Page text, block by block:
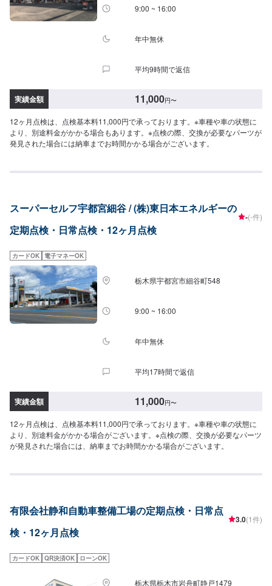
9:00 ~ 16:00
年中無休
平均9時間で返信
実績金額 11,000円〜
12ヶ月点検は、点検基本料11,000円で承っております。※車種や車の状態に
より、別途料金がかかる場合もあります。※点検の際、交換が必要なパーツが
発見された場合には納車までお時間かかる場合がございます。
スーパーセルフ宇都宮細谷 / (株)東日本エネルギーの
定期点検・日常点検・12ヶ月点検
-(-件)
カードOK 電子マネーOK
栃木県宇都宮市細谷町548
9:00 ~ 16:00
年中無休
平均17時間で返信
実績金額 11,000円〜
12ヶ月点検は、点検基本料11,000円で承っております。※車種や車の状態に
より、別途料金がかかる場合がございます。※点検の際、交換が必要なパーツ
が発見された場合には、納車までお時間かかる場合がございます。
有限会社静和自動車整備工場の定期点検・日常点
検・12ヶ月点検
3.0(1件)
カードOK QR決済OK ローンOK
栃木県栃木市岩舟町静戸1479